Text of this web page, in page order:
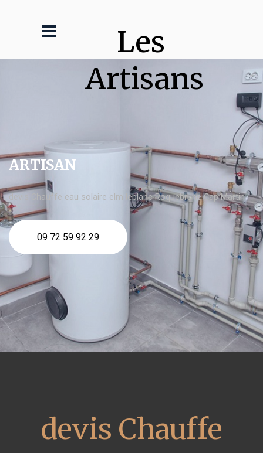
Les
Artisans
ARTISAN
devis Chauffe eau solaire elm leblanc Roquebrune Cap Martin
09 72 59 92 29
devis Chauffe